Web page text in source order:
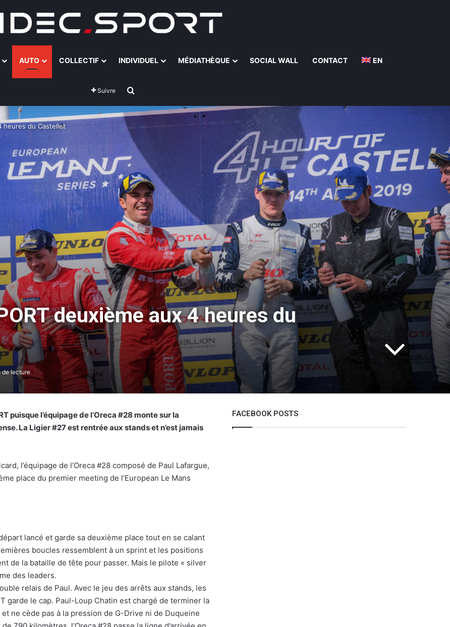
AUTO COLLECTIF INDIVIDUEL MÉDIATHÈQUE SOCIAL WALL CONTACT EN
Suivre
heures du Castellet
deuxième aux 4 heures du
lecture
puisque l’équipage de l’Oreca #28 monte sur la
La Ligier #27 est rentrée aux stands et n’est jamais
l’équipage de l’Oreca #28 composé de Paul Lafargue,
place du premier meeting de l’European Le Mans
lancé et garde sa deuxième place tout en se calant
boucles ressemblent à un sprint et les positions
de la bataille de tête pour passer. Mais le pilote « silver
des leaders.
relais de Paul. Avec le jeu des arrêts aux stands, les
garde le cap. Paul-Loup Chatin est chargé de terminer la
ne cède pas à la pression de G-Drive ni de Duqueine
FACEBOOK POSTS